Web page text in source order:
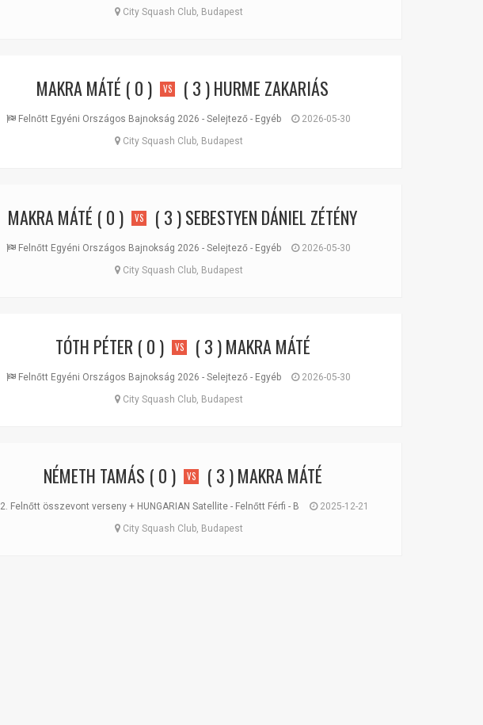
City Squash Club, Budapest
MAKRA MÁTÉ ( 0 ) VS ( 3 )HURME ZAKARIÁS
Felnőtt Egyéni Országos Bajnokság 2026 - Selejtező - Egyéb
2026-05-30
City Squash Club, Budapest
MAKRA MÁTÉ ( 0 ) VS ( 3 )SEBESTYEN DÁNIEL ZÉTÉNY
Felnőtt Egyéni Országos Bajnokság 2026 - Selejtező - Egyéb
2026-05-30
City Squash Club, Budapest
TÓTH PÉTER ( 0 ) VS ( 3 )MAKRA MÁTÉ
Felnőtt Egyéni Országos Bajnokság 2026 - Selejtező - Egyéb
2026-05-30
City Squash Club, Budapest
NÉMETH TAMÁS ( 0 ) VS ( 3 )MAKRA MÁTÉ
2. Felnőtt összevont verseny + HUNGARIAN Satellite - Felnőtt Férfi - B
2025-12-21
City Squash Club, Budapest